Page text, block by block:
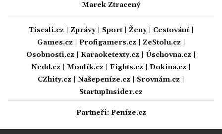
Marek Ztracený
Tiscali.cz Zprávy| Sport| Ženy| Cestování|
Games.cz
Profigamers.cz ZeStolu.cz
Osobnosti.cz
Karaoketexty.cz Úschovna.cz
Nedd.cz
Moulík.cz Fights.cz Dokina.cz
CZhity.cz
Našepeníze.cz Srovnám.cz
StartupInsider.cz
Partneři: Peníze.cz